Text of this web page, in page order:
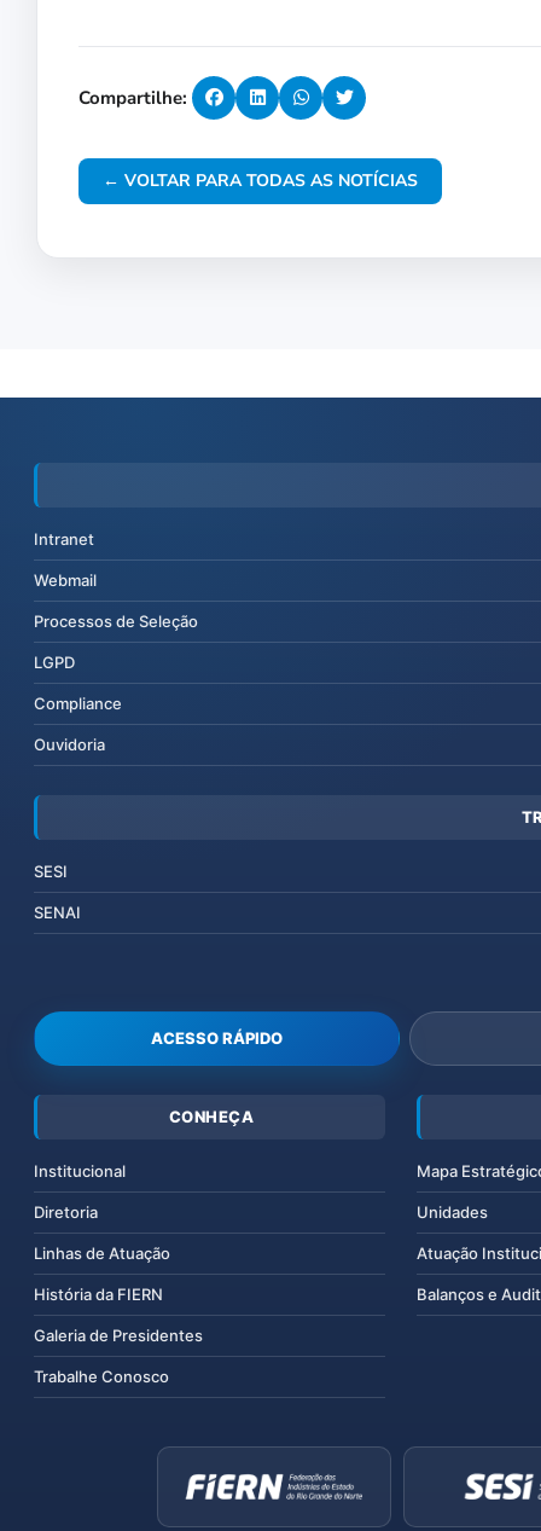
Compartilhe:
← VOLTAR PARA TODAS AS NOTÍCIAS
Intranet
Webmail
Processos de Seleção
LGPD
Compliance
Ouvidoria
SESI
SENAI
ACESSO RÁPIDO
CONHEÇA
Institucional
Diretoria
Linhas de Atuação
História da FIERN
Galeria de Presidentes
Trabalhe Conosco
Mapa
Unidades
Atuação
Balanços e